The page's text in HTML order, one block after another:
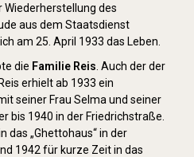
Wiederherstellung des
aus dem Staatsdienst
am 25. April 1933 das Leben.
die Familie Reis . Auch der der
erhielt ab 1933 ein
seiner Frau Selma und seiner
bis 1940 in der Friedrichstraße.
das „Ghettohaus“ in der
1942 für kurze Zeit in das